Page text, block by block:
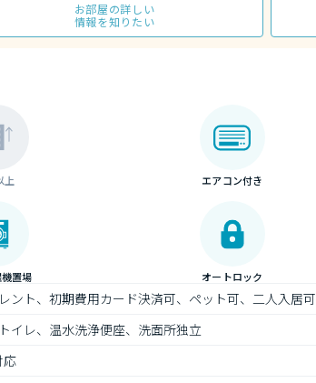
お部屋の詳しい
情報を知りたい
上 エアコン付き
置場 オートロック
ント、初期費用カード決済可、ペット可、二人入居可
イレ、温水洗浄便座、洗面所独立
応